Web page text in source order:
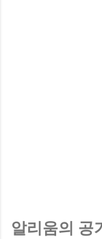
알리움의 공